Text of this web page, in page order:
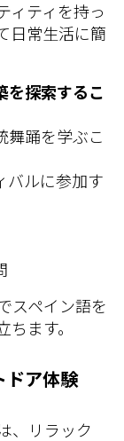
ィティを持っ
日常生活に簡
を探索するこ
舞踊を学ぶこ
バルに参加す
スペイン語を
ます。
ドア体験
、リラック